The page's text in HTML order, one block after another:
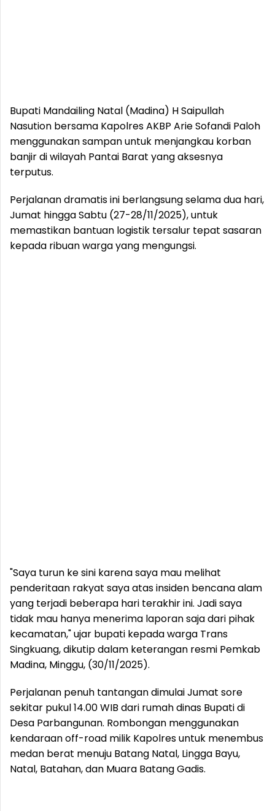
Bupati Mandailing Natal (Madina) H Saipullah
Nasution bersama Kapolres AKBP Arie Sofandi Paloh
menggunakan sampan untuk menjangkau korban
banjir di wilayah Pantai Barat yang aksesnya
terputus.
Perjalanan dramatis ini berlangsung selama dua hari,
Jumat hingga Sabtu (27-28/11/2025), untuk
memastikan bantuan logistik tersalur tepat sasaran
kepada ribuan warga yang mengungsi.
"Saya turun ke sini karena saya mau melihat
penderitaan rakyat saya atas insiden bencana alam
yang terjadi beberapa hari terakhir ini. Jadi saya
tidak mau hanya menerima laporan saja dari pihak
kecamatan," ujar bupati kepada warga Trans
Singkuang, dikutip dalam keterangan resmi Pemkab
Madina, Minggu, (30/11/2025).
Perjalanan penuh tantangan dimulai Jumat sore
sekitar pukul 14.00 WIB dari rumah dinas Bupati di
Desa Parbangunan. Rombongan menggunakan
kendaraan off-road milik Kapolres untuk menembus
medan berat menuju Batang Natal, Lingga Bayu,
Natal, Batahan, dan Muara Batang Gadis.